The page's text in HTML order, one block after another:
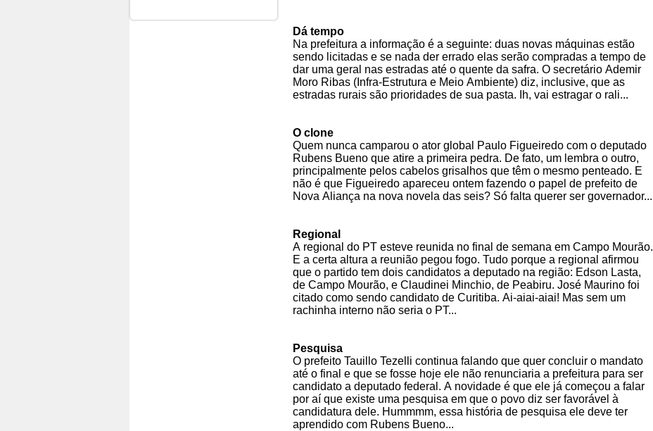
Dá tempo
Na prefeitura a informação é a seguinte: duas novas máquinas estão
sendo licitadas e se nada der errado elas serão compradas a tempo de
dar uma geral nas estradas até o quente da safra. O secretário Ademir
Moro Ribas (Infra-Estrutura e Meio Ambiente) diz, inclusive, que as
estradas rurais são prioridades de sua pasta. Ih, vai estragar o rali...
O clone
Quem nunca camparou o ator global Paulo Figueiredo com o deputado
Rubens Bueno que atire a primeira pedra. De fato, um lembra o outro,
principalmente pelos cabelos grisalhos que têm o mesmo penteado. E
não é que Figueiredo apareceu ontem fazendo o papel de prefeito de
Nova Aliança na nova novela das seis? Só falta querer ser governador...
Regional
A regional do PT esteve reunida no final de semana em Campo Mourão.
E a certa altura a reunião pegou fogo. Tudo porque a regional afirmou
que o partido tem dois candidatos a deputado na região: Edson Lasta,
de Campo Mourão, e Claudinei Minchio, de Peabiru. José Maurino foi
citado como sendo candidato de Curitiba. Ai-aiai-aiai! Mas sem um
rachinha interno não seria o PT...
Pesquisa
O prefeito Tauillo Tezelli continua falando que quer concluir o mandato
até o final e que se fosse hoje ele não renunciaria a prefeitura para ser
candidato a deputado federal. A novidade é que ele já começou a falar
por aí que existe uma pesquisa em que o povo diz ser favorável à
candidatura dele. Hummmm, essa história de pesquisa ele deve ter
aprendido com Rubens Bueno...